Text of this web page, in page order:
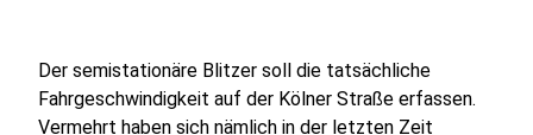
Der semistationäre Blitzer soll die tatsächliche
Fahrgeschwindigkeit auf der Kölner Straße erfassen.
Vermehrt haben sich nämlich in der letzten Zeit